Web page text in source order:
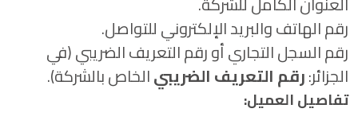
رقم الهاتف والبريد الإلكتروني للتواصل.
رقم السجل التجاري أو رقم التعريف الضريبي (في
الجزائر:رقم التعريف الضريبيالخاص بالشركة).
تفاصيل العميل: